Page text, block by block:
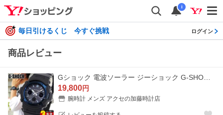
i
毎日引けるくじ 今すぐ挑戦 ログイン
商品レビュー
19,800円
腕時計 メンズ アクセの加藤時計店